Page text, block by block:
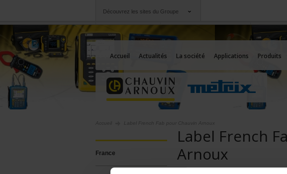
Découvrez les sites du Groupe
Chauvin Arnoux
Une offre à votre service
Nos
Accueil Actualités La société Applications Produits
Label French Fab pour Chauvin Arnoux
France
Label French
Arnoux